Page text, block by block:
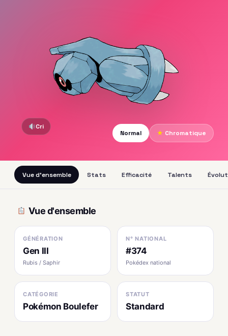
Cri
Normal
★ Chromatique
Vue d'ensemble Stats Efficacité Talents
Vue d'ensemble
GÉNÉRATION
Gen III
Rubis / Saphir
N° NATIONAL
#374
Pokédex national
CATÉGORIE
Pokémon Boulefer
STATUT
Standard